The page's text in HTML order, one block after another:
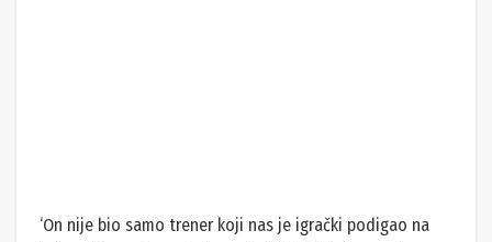
‘On nije bio samo trener koji nas je igrački podigao na